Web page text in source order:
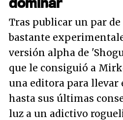
Tras publicar un par
bastante
versión alpha de
que le consiguió a
una editora para llevar
hasta sus últimas
luz a un adictivo